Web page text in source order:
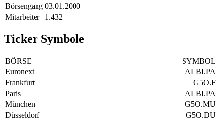
Börsengang 03.01.2000
Mitarbeiter
1.432
Ticker Symbole
BÖRSE
SYMBOL
Euronext
ALBI.PA
Frankfurt
G5O.F
Paris
ALBI.PA
München
G5O.MU
Düsseldorf
G5O.DU